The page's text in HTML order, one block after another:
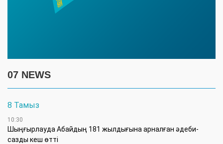
07 NEWS
8 Тамыз
10:30
Шыңғырлауда Абайдың 181 жылдығына арналған әдеби-
сазды кеш өтті